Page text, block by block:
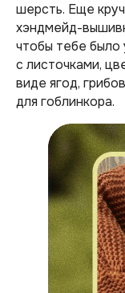
шерсть. Еще
хэндмейд-
чтобы тебе было
с листочками,
виде ягод,
для гоблинкора.